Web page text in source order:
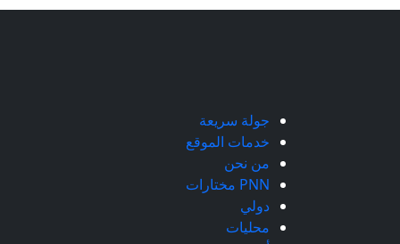
جولة سريعة
خدمات الموقع
من نحن
PNN مختارات
دولي
محليات